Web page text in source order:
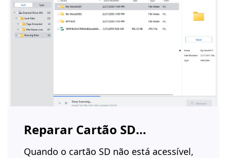
Reparar Cartão SD
Danificado
Quando o cartão SD não está acessível,